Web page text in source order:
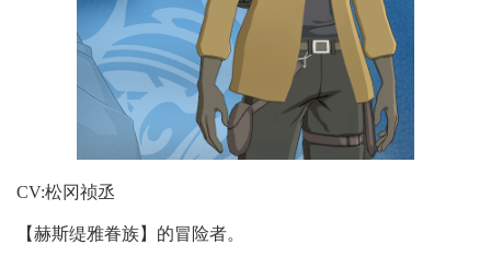
CV:松冈祯丞
【赫斯缇雅眷族】的冒险者。